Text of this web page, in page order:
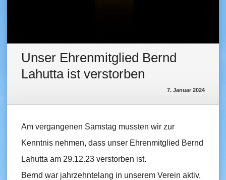
Unser Ehrenmitglied Bernd
Lahutta ist verstorben
7. Januar 2024
Am vergangenen Samstag mussten wir zur
Kenntnis nehmen, dass unser Ehrenmitglied Bernd
Lahutta am 29.12.23 verstorben ist.
Bernd war jahrzehntelang in unserem Verein aktiv,